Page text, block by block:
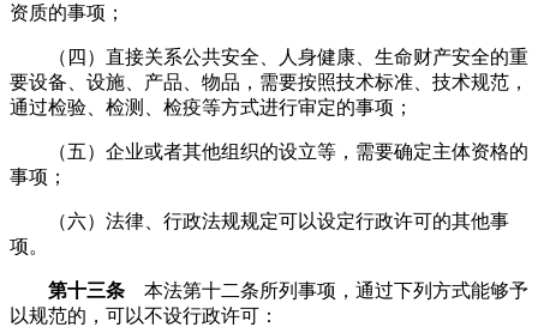
资质的事项；
（四）直接关系公共安全、人身健康、生命财产安全的重
要设备、设施、产品、物品，需要按照技术标准、技术规范，
通过检验、检测、检疫等方式进行审定的事项；
（五）企业或者其他组织的设立等，需要确定主体资格的
事项；
（六）法律、行政法规规定可以设定行政许可的其他事
项。
第十三条 本法第十二条所列事项，通过下列方式能够予
以规范的，可以不设行政许可：